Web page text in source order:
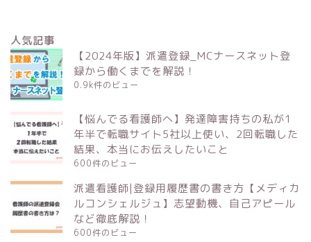
人気記事
【2024年版】派遣登録_MCナースネット登
録から働くまでを解説！
0.9k件のビュー
【悩んでる看護師へ】発達障害持ちの私が1
年半で転職サイト5社以上使い、2回転職した
結果、本当にお伝えしたいこと
600件のビュー
派遣看護師|登録用履歴書の書き方【メディカ
ルコンシェルジュ】志望動機、自己アピール
など徹底解説！
600件のビュー